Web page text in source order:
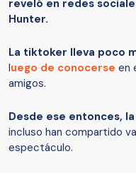
reveló en redes
Hunter.
La tiktoker lleva poco
luego de conocerse en
amigos.
Desde ese entonces,
incluso han compartido
espectáculo.